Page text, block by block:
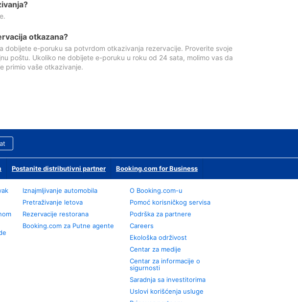
otkazana?
dobijete e-poruku sa potvrdom otkazivanja rezervacije. Proverite svoje
poštu. Ukoliko ne dobijete e-poruku u roku od 24 sata, molimo vas da
primio vaše otkazivanje.
Postanite distributivni partner Booking.com for Business
Iznajmljivanje automobila
Pretraživanje letova
Rezervacije restorana
Booking.com za Putne agente
О Booking.com-u
Pomoć korisničkog servisa
Podrška za partnere
Careers
Ekološka održivost
Centar za medije
Centar za informacije o
sigurnosti
Saradnja sa investitorima
Uslovi korišćenja usluge